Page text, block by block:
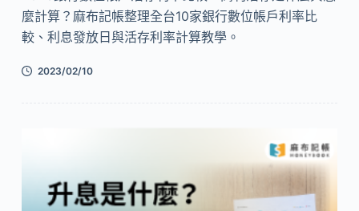
麼計算？麻布記帳整理全台10家銀行數位帳戶利率比
較、利息發放日與活存利率計算教學。
2023/02/10